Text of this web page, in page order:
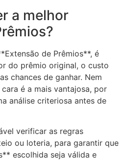
a melhor
de Prêmios**, é
do prêmio original, o custo
chances de ganhar. Nem
é a mais vantajosa, por
análise criteriosa antes de
verificar as regras
ou loteria, para garantir que
escolhida seja válida e